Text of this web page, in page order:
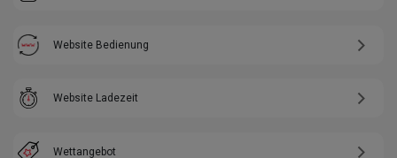
Website Bedienung
Website Ladezeit
Wettangebot